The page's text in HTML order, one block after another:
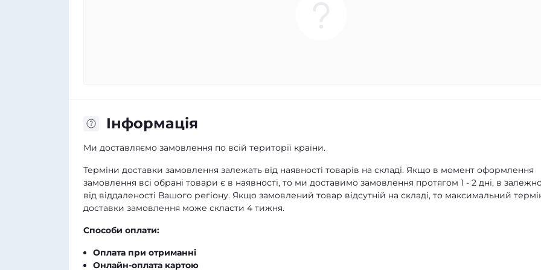
Iнформація
Ми доставляємо замовлення по всій території країни.
Терміни доставки замовлення залежать від наявності товарів на складі. Якщо в момент оформлення
замовлення всі обрані товари є в наявності, то ми доставимо замовлення протягом 1 - 2 дні, в
від віддаленості Вашого регіону. Якщо замовлений товар відсутній на складі, то максимальний
доставки замовлення може скласти 4 тижня.
Способи оплати:
Оплата при отриманні
Онлайн-оплата картою